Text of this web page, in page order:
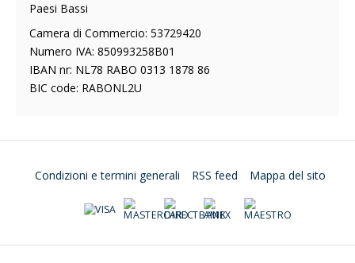
Paesi Bassi
Camera di Commercio: 53729420
Numero IVA: 850993258B01
IBAN nr: NL78 RABO 0313 1878 86
BIC code: RABONL2U
Condizioni e termini generali RSS feed Mappa del sito